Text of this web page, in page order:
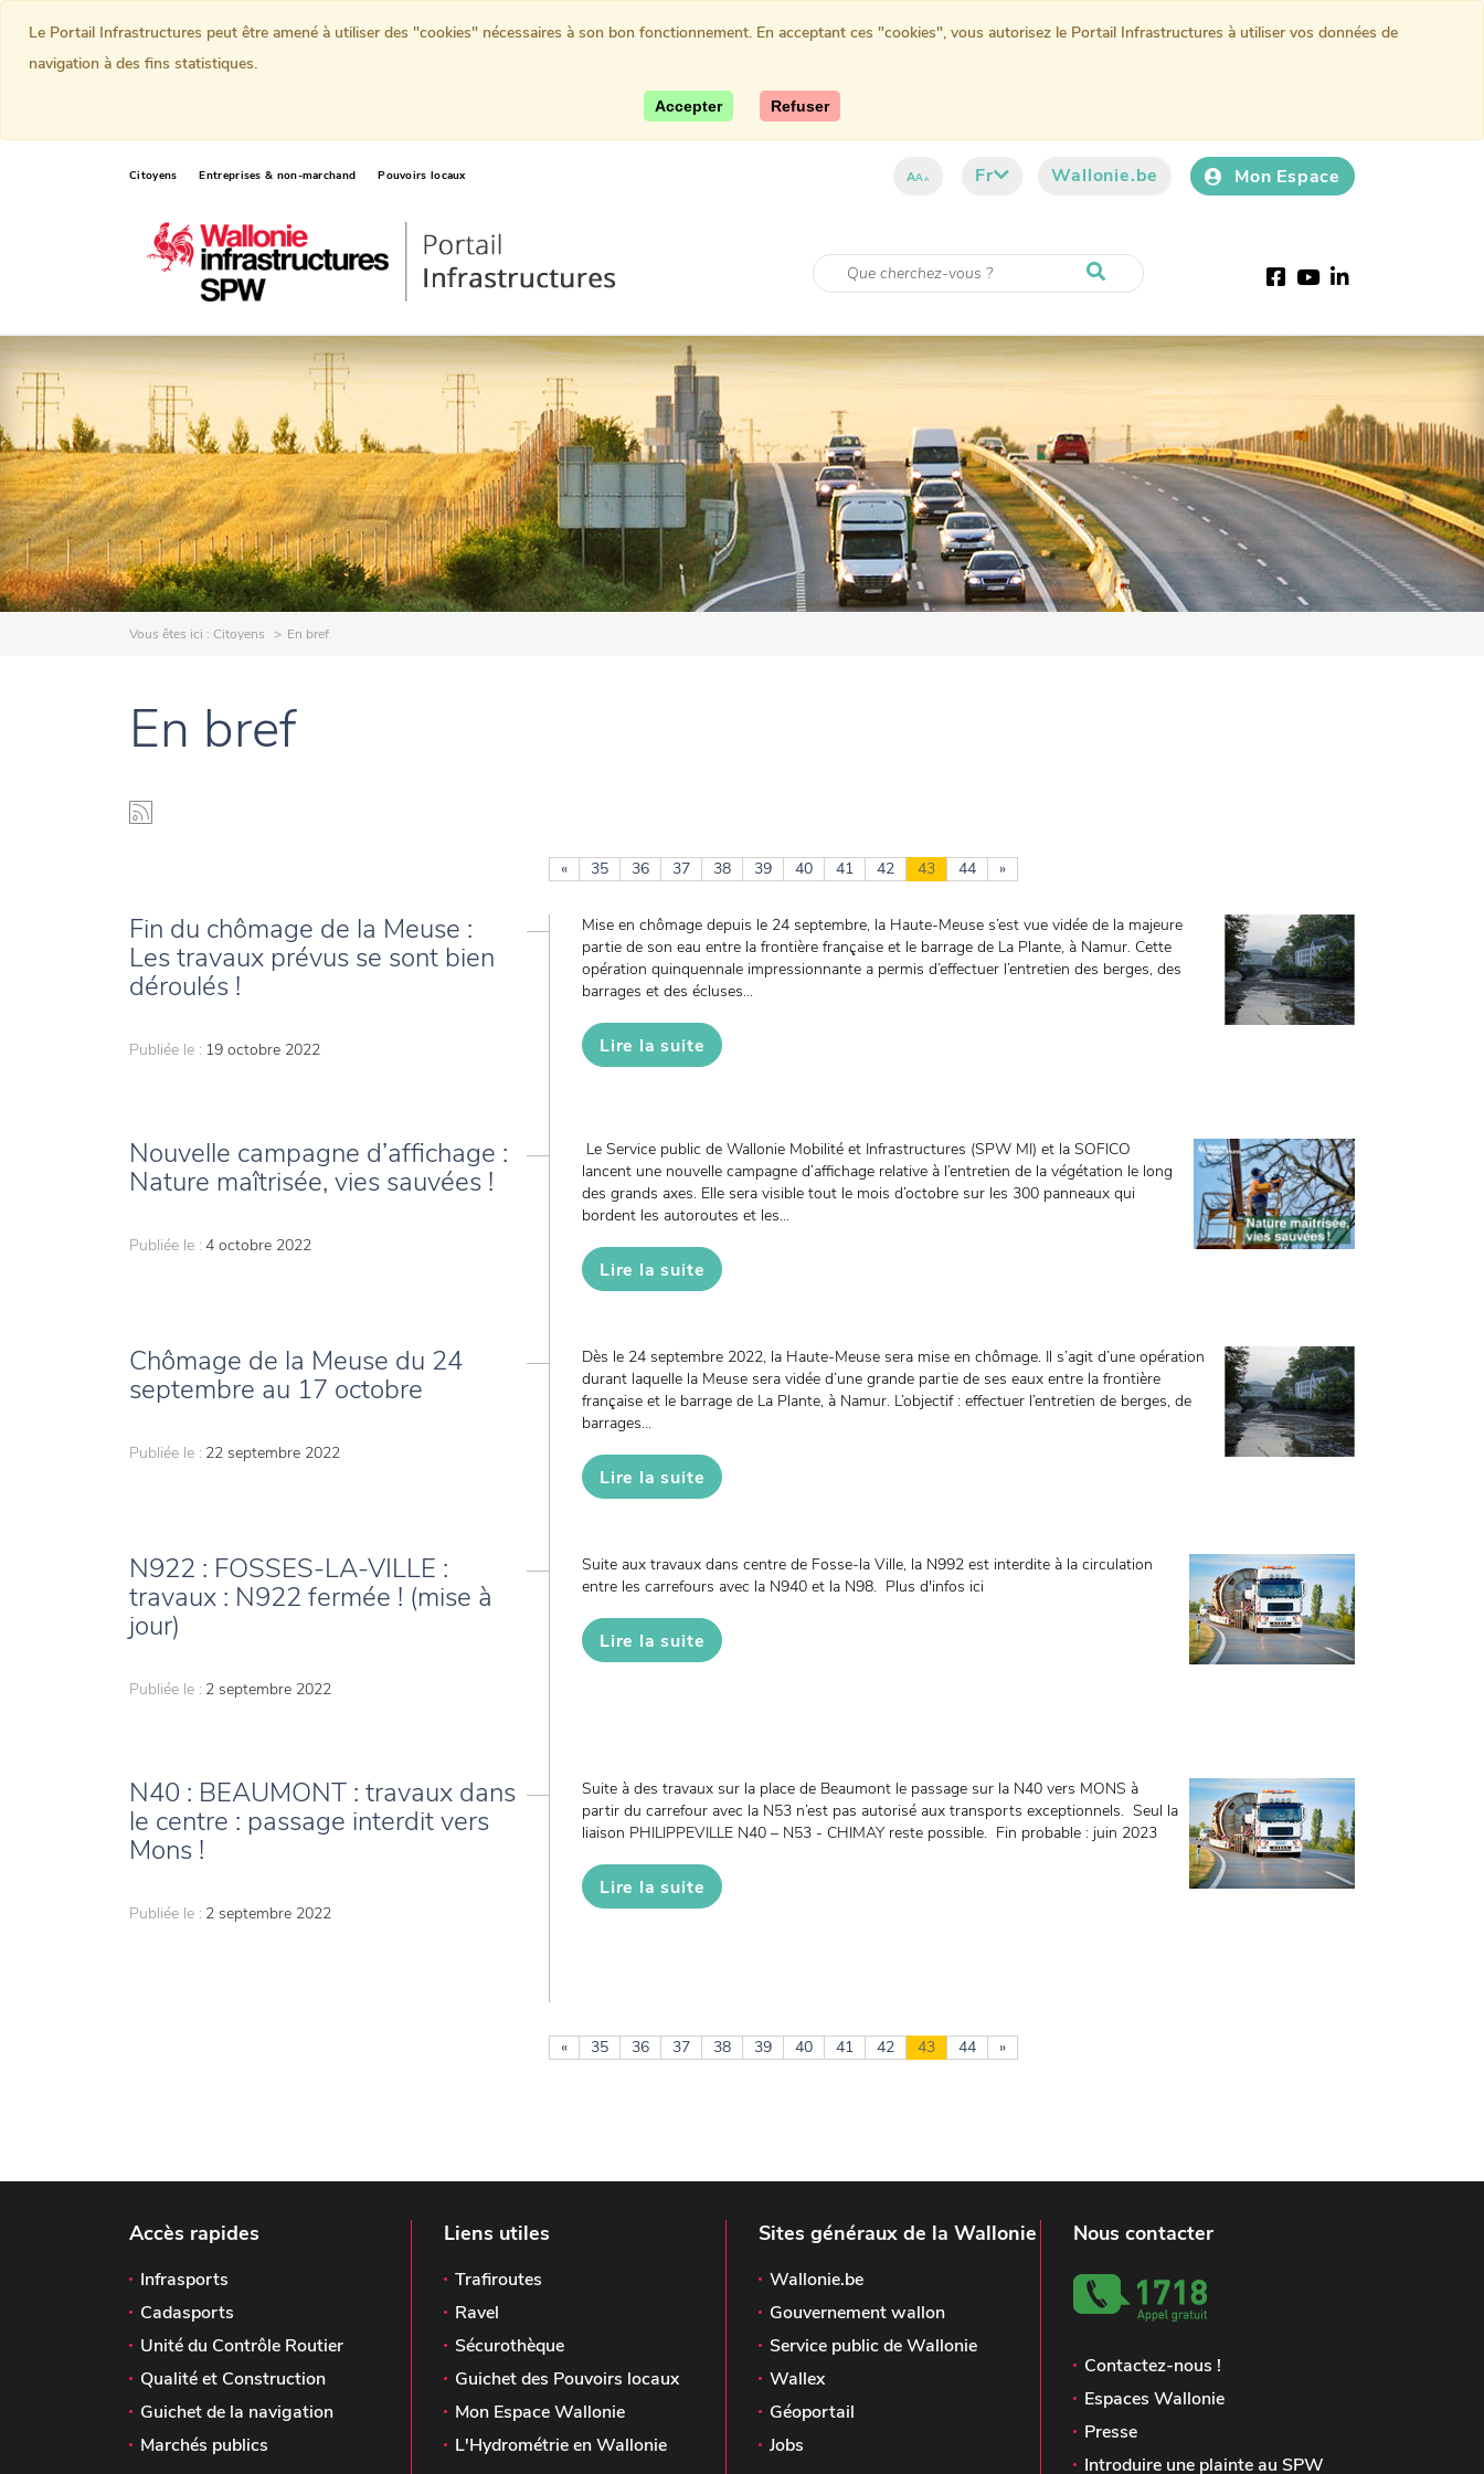
Citoyens Entreprises & non-marchand Pouvoirs locaux AAA Fr Wallonie.be Mon Espace
Facebook
YoutubeLinkedIn
Vous êtes ici : Citoyens En bref
En bref
« 35 36 37 38 39 40 41 42 43 44 »
Fin du chômage de la Meuse :
Les travaux prévus se sont bien
déroulés !
Publiée le : 19 octobre 2022
Mise en chômage depuis le 24 septembre, la Haute-Meuse s’est vue vidée de la majeure
partie de son eau entre la frontière française et le barrage de La Plante, à Namur. Cette
opération quinquennale impressionnante a permis d’effectuer l’entretien des berges, des
barrages et des écluses...
Lire la suite
Nouvelle campagne d’affichage :
Nature maîtrisée, vies sauvées !
Publiée le : 4 octobre 2022
Le Service public de Wallonie Mobilité et Infrastructures (SPW MI) et la SOFICO
lancent une nouvelle campagne d’affichage relative à l’entretien de la végétation le long
des grands axes. Elle sera visible tout le mois d’octobre sur les 300 panneaux qui
bordent les autoroutes et les...
Lire la suite
Chômage de la Meuse du 24
septembre au 17 octobre
Publiée le : 22 septembre 2022
Dès le 24 septembre 2022, la Haute-Meuse sera mise en chômage. Il s’agit d’une opération
durant laquelle la Meuse sera vidée d’une grande partie de ses eaux entre la frontière
française et le barrage de La Plante, à Namur. L’objectif : effectuer l’entretien de berges, de
barrages...
Lire la suite
N922 : FOSSES-LA-VILLE :
travaux : N922 fermée ! (mise à
jour)
Publiée le : 2 septembre 2022
Suite aux travaux dans centre de Fosse-la Ville, la N992 est interdite à la circulation
entre les carrefours avec la N940 et la N98. Plus d'infos ici
Lire la suite
N40 : BEAUMONT : travaux dans
le centre : passage interdit vers
Mons !
Publiée le : 2 septembre 2022
Suite à des travaux sur la place de Beaumont le passage sur la N40 vers MONS à
partir du carrefour avec la N53 n’est pas autorisé aux transports exceptionnels. Seul la
liaison PHILIPPEVILLE N40 – N53 - CHIMAY reste possible. Fin probable : juin 2023
Lire la suite
« 35 36 37 38 39 40 41 42 43 44 »
Accès rapides
Infrasports
Cadasports
Unité du Contrôle Routier
Qualité et Construction
Guichet de la navigation
Marchés publics
Liens utiles
Trafiroutes
Ravel
Sécurothèque
Guichet des Pouvoirs locaux
Mon Espace Wallonie
L'Hydrométrie en Wallonie
Sites généraux de la Wallonie
Wallonie.be
Gouvernement wallon
Service public de Wallonie
Wallex
Géoportail
Jobs
Nous contacter
Contactez-nous !
Espaces Wallonie
Presse
Introduire une plainte au SPW
Le Portail Infrastructures peut être amené à utiliser des "cookies" nécessaires à son bon fonctionnement. En acceptant ces "cookies", vous autorisez le Portail Infrastructures à utiliser vos données de
navigation à des fins statistiques.
Accepter Refuser